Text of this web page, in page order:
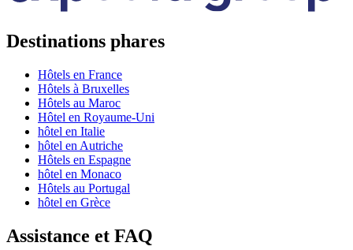
Destinations phares
Hôtels en France
Hôtels à Bruxelles
Hôtels au Maroc
Hôtel en Royaume-Uni
hôtel en Italie
hôtel en Autriche
Hôtels en Espagne
hôtel en Monaco
Hôtels au Portugal
hôtel en Grèce
Assistance et FAQ